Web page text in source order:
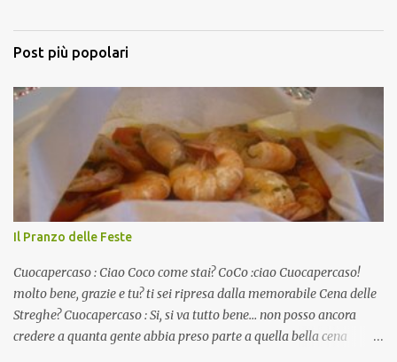
Post più popolari
Il Pranzo delle Feste
Cuocapercaso : Ciao Coco come stai? CoCo :ciao Cuocapercaso!
molto bene, grazie e tu? ti sei ripresa dalla memorabile Cena delle
Streghe? Cuocapercaso : Si, si va tutto bene… non posso ancora
credere a quanta gente abbia preso parte a quella bella cena